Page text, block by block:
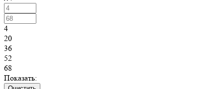
4
20
36
52
68
Показать: